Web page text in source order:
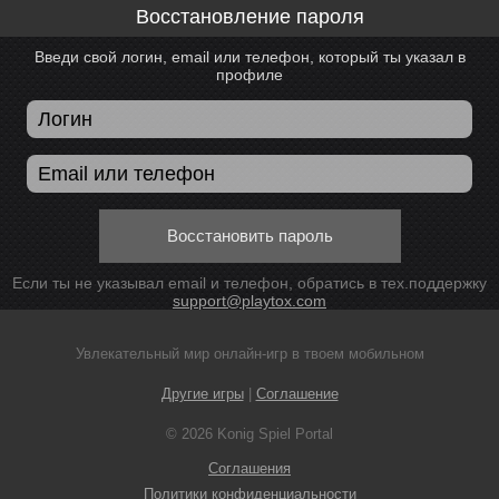
Восстановление пароля
Введи свой логин, email или телефон, который ты указал в
профиле
Восстановить пароль
Если ты не указывал email и телефон, обратись в тех.поддержку
support@playtox.com
Увлекательный мир онлайн-игр в твоем мобильном
Другие игры| Соглашение
© 2026 Konig Spiel Portal
Соглашения
Политики конфиденциальности